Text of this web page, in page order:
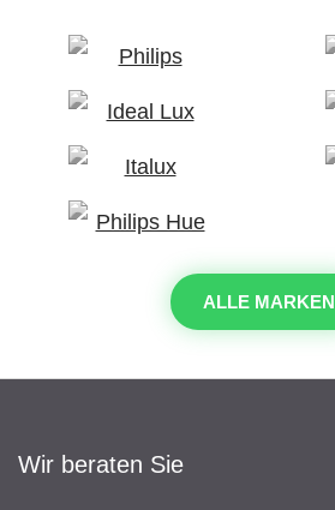
ALLE MARKEN
Wir beraten Sie